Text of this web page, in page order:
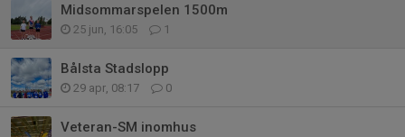
Midsommarspelen 1500m
25 jun, 16:05 1
Bålsta Stadslopp
29 apr, 08:17 0
Veteran-SM inomhus